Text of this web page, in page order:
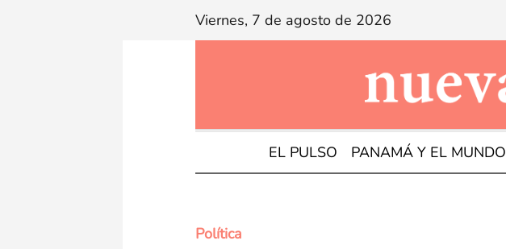
Viernes, 7 de agosto de 2026
EL PULSO PANAMÁ Y EL MUNDO
Política